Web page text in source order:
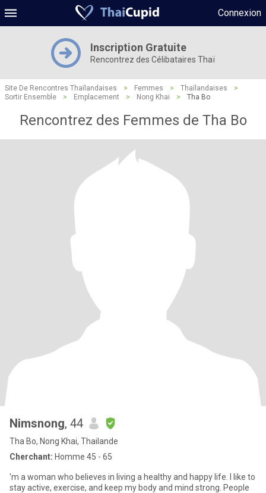
Connexion
Inscription Gratuite
Rencontrez des Célibataires Thaï
Site De Rencontres Thaïlandaises > Femmes > Thaïlandaises
>
Sortir Ensemble
> Emplacement > Nong Khai > Tha Bo
Rencontrez des Femmes de Tha Bo
Nimsnong, 44
Tha Bo, Nong Khai, Thailande
Cherchant: Homme 45 - 65
'm a woman who believes in living a healthy and happy life. I like to
stay active, exercise, and keep my body and mind strong. People